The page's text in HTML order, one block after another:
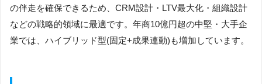
の伴走を確保できるため、CRM設計・LTV最大化・組織設計
などの戦略的領域に最適です。年商10億円超の中堅・大手企
業では、ハイブリッド型(固定+成果連動)も増加しています。